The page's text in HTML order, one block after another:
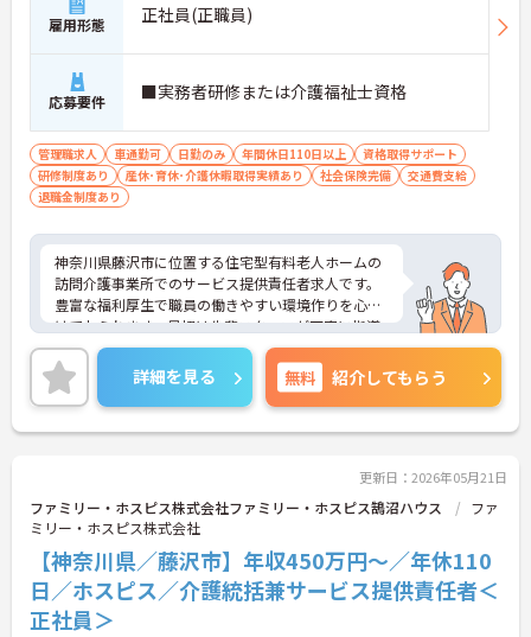
雇用形態 正社員(正職員)
応募要件 ■実務者研修または介護福祉士資格
管理職求人 車通勤可 日勤のみ 年間休日110日以上
資格取得サポート
研修制度あり
産休･育休･介護休暇取得実績あり 社会保険完備
交通費支給
退職金制度あり
神奈川県藤沢市に位置する住宅型有料老人ホームの
訪問介護事業所でのサービス提供責任者求人です。
豊富な福利厚生で職員の働きやすい環境作りを心が
けておられます。最初は先輩スタッフが丁寧に指導
してくださいますのでご安心ください。車通勤可能
で、無料の駐車場も完備されているので通勤ラクラ
クです。ご興味のある方には、面接対策ポイントな
ど、さらに詳細をお話しいたしますのでお気軽にご
相談ください！
詳細を見る 無料 紹介してもらう
更新日：2026年05月21日
ファミリー・ホスピス株式会社ファミリー・ホスピス鵠沼ハウス
ファ
ミリー・ホスピス株式会社
【神奈川県／藤沢市】年収450万円～／年休110
日／ホスピス／介護統括兼サービス提供責任者＜
正社員＞